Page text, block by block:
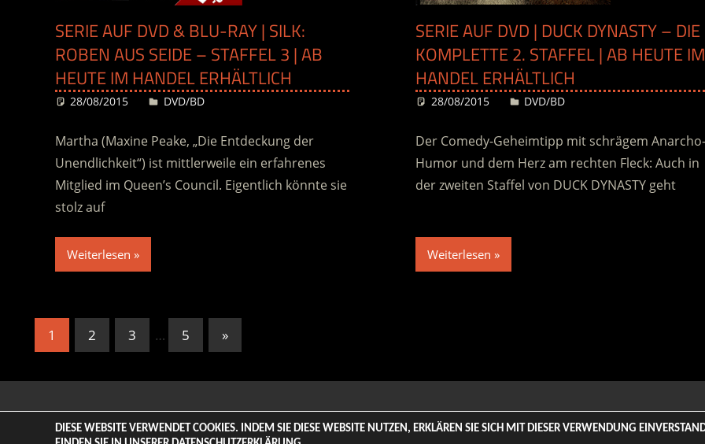
SERIE AUF DVD & BLU-RAY | SILK:
ROBEN AUS SEIDE – STAFFEL 3 | AB
HEUTE IM HANDEL ERHÄLTLICH
28/08/2015 Desiree
DVD/BD
Martha (Maxine Peake, „Die Entdeckung der
Unendlichkeit“) ist mittlerweile ein erfahrenes
Mitglied im Queen’s Council. Eigentlich könnte sie
stolz auf
Weiterlesen
SERIE AUF DVD | DUCK DYNASTY – DIE
KOMPLETTE 2. STAFFEL | AB HEUTE IM
HANDEL ERHÄLTLICH
28/08/2015 Desiree
DVD/BD
Der Comedy-Geheimtipp mit schrägem Anarcho-
Humor und dem Herz am rechten Fleck: Auch in
der zweiten Staffel von DUCK DYNASTY geht
Weiterlesen
Seitennummerierung
1 2 3 … 5
Nächste
Beiträge
»
© 2026 ENTERTAINMENT BASE – Life & Style Magazine. All Rights Reserved. | Based on WordPress-Theme: Tortuga von
DIESE WEBSITE VERWENDET COOKIES. INDEM SIE DIESE WEBSITE NUTZEN, ERKLÄREN SIE SICH MIT DIESER VERWENDUNG